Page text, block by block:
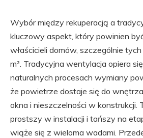
Wybór między rekuperacją a
kluczowy aspekt, który powinien
właścicieli domów, szczególnie
m². Tradycyjna wentylacja opiera
naturalnych procesach wymiany
że powietrze dostaje się do
okna i nieszczelności w konstrukcji.
prostszy w instalacji i tańszy na
wiąże się z wieloma wadami.